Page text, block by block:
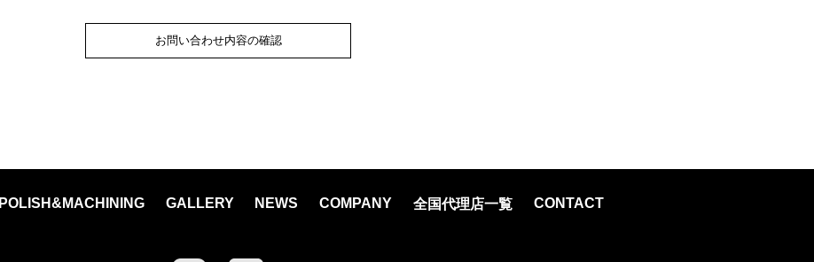
お問い合わせ内容の確認
POLISH&MACHINING GALLERY NEWS COMPANY 全国代理店一覧 CONTACT